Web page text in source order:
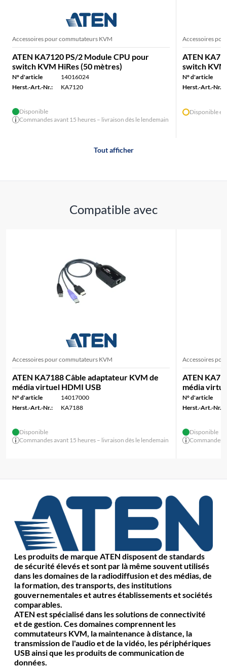
Accessoires pour commutateurs KVM
ATEN KA7120 PS/2 Module CPU pour
switch KVM HiRes (50 mètres)
N° d'article
14016024
Herst.-Art.-Nr.:
KA7120
Disponible
Commandes avant 15 heures – livraison dès le lendemain
Accessoires
ATEN
switch
N° d'article
Herst.-Art.-Nr.:
Disponible
Tout afficher
Compatible avec
Accessoires pour commutateurs KVM
ATEN KA7188 Câble adaptateur KVM de
média virtuel HDMI USB
N° d'article
14017000
Herst.-Art.-Nr.:
KA7188
Disponible
Commandes avant 15 heures – livraison dès le lendemain
Accessoires
ATEN
média
N° d'article
Herst.-Art.-Nr.:
Disponible
Commandes
Les produits de marque ATEN disposent de standards
de sécurité élevés et sont par là même souvent utilisés
dans les domaines de la radiodiffusion et des médias, de
la formation, des transports, des institutions
gouvernementales et autres établissements et sociétés
comparables.
ATEN est spécialisé dans les solutions de connectivité
et de gestion. Ces domaines comprennent les
commutateurs KVM, la maintenance à distance, la
transmission de l'audio et de la vidéo, les périphériques
USB ainsi que les produits de communication de
données.